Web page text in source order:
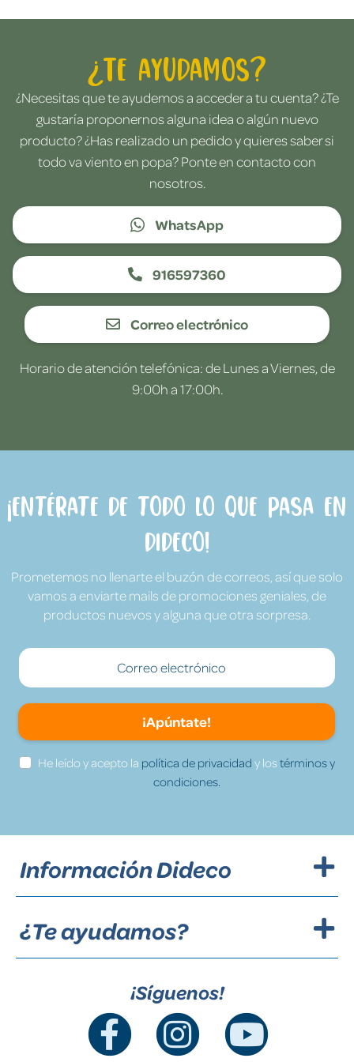
¿Te ayudamos?
¿Necesitas que te ayudemos a acceder a tu cuenta? ¿Te
gustaría proponernos alguna idea o algún nuevo
producto? ¿Has realizado un pedido y quieres saber si
todo va viento en popa? Ponte en contacto con
nosotros.
WhatsApp
916597360
Correo electrónico
Horario de atención telefónica: de Lunes a Viernes, de
9:00h a 17:00h.
¡Entérate de todo lo que pasa en
Dideco!
Prometemos no llenarte el buzón de correos, así que solo
vamos a enviarte mails de promociones geniales, de
productos nuevos y alguna que otra sorpresa.
¡Apúntate!
He leído y acepto la política de privacidad y lostérminos y
condiciones.
Información Dideco
¿Te ayudamos?
¡Síguenos!